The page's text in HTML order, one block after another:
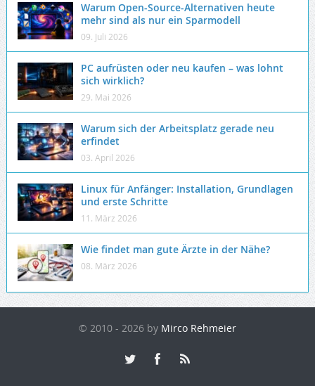
Warum Open-Source-Alternativen heute
mehr sind als nur ein Sparmodell
09. Juli 2026
PC aufrüsten oder neu kaufen – was lohnt
sich wirklich?
29. Mai 2026
Warum sich der Arbeitsplatz gerade neu
erfindet
03. April 2026
Linux für Anfänger: Installation, Grundlagen
und erste Schritte
11. März 2026
Wie findet man gute Ärzte in der Nähe?
08. März 2026
© 2010 - 2026 by Mirco Rehmeier